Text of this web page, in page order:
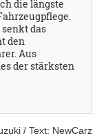
die längste
das
den
Aus
der stärksten
/ Text: NewCarz